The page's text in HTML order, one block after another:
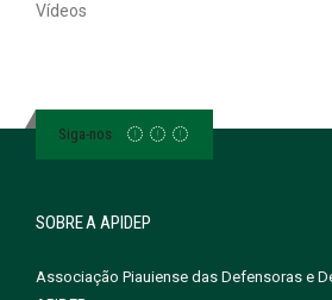
Vídeos
Siga-nos
SOBRE A APIDEP
Associação Piauiense das Defensoras e